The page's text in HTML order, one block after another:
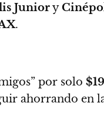
Juniory
.
por solo
ahorrando en